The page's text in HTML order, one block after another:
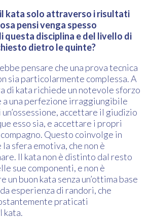
il kata solo attraverso i risultati
pensi venga spesso
disciplina e del livello di
dietro le quinte?
pensare che una prova tecnica
sia particolarmente complessa. A
di kata richiede un notevole sforzo
a una perfezione irraggiungibile
accettare il giudizio
esso sia, e accettare i propri
Questo coinvolge in
sfera emotiva, che non è
Il kata non è distinto dal resto
sue componenti, e non è
un buon kata senza un’ottima base
esperienza di randori, che
praticati
kata.